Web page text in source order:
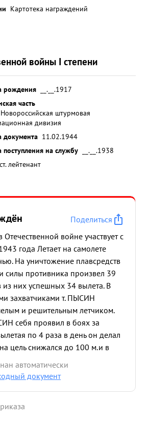
Картотека награждений
войны I степени
рождения
__.__.1917
часть
штурмовая
дивизия
документа 11.02.1944
поступления на службу
__.__.1938
лейтенант
Поделиться
войне участвует с
года Летает на самолете
На уничтожение плавсредств
силы противника произвел 39
них успешных 34 вылета. В
захватчиками т. ПЫСИН
и решительным летчиком.
себя проявил в боях за
по 4 раза в день он делал
цель снижался до 100 м.и в
врага Будучи дважды сбитым
в полк и снова еще с
орденом "КРАСНОЕ ЗНАМЯ . с
автоматически
документ